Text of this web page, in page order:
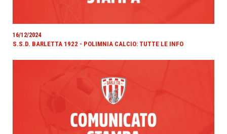
16/12/2024
S.S.D. BARLETTA 1922 - POLIMNIA CALCIO: TUTTE LE INFO